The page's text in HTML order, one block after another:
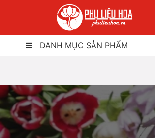
DANH MỤC SẢN PHẨM